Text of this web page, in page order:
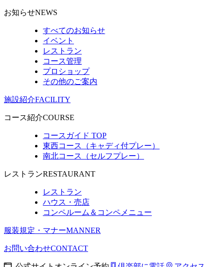
お知らせNEWS
すべてのお知らせ
イベント
レストラン
コース管理
プロショップ
その他のご案内
施設紹介FACILITY
コース紹介COURSE
コースガイド TOP
東西コース（キャディ付プレー）
南北コース（セルフプレー）
レストランRESTAURANT
レストラン
ハウス・売店
コンペルーム＆コンペメニュー
服装規定・マナーMANNER
お問い合わせCONTACT